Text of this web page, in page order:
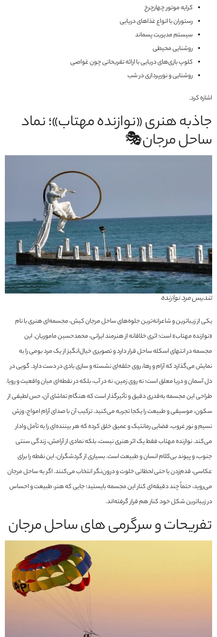
کرایه موتور چهارچرخ
رستوران با انواع غذاهای دریایی
سیستم مدیریت پسماند
روشنایی محیطی
کلوپ بازی‌های دریایی با ارائه تفریحاتی چون غواصی
روشنایی و نورپردازی در شب
اشاره کرد.
جاذبه هنری «نوازنده مهتاب»؛ نماد
ساحل مرجان🎭
تندیس مرد نوازنده
یکی از زیباترین و شاعرانه‌ترین جلوه‌های ساحل مرجان کیش، مجسمه‌ای هنری با نام
«نوازنده مهتاب» است؛ اثری خلاقانه از هنرمند ایرانی، محمدحسین ماموریان. این
مجسمه در انتهای اسکله ساحل قرار دارد و تصویری خیال‌انگیز از یک مرد بومی را به
نمایش می‌گذارد که آرام و رها، روی حلقه‌ای نشسته و سازی بادی در دست دارد. گویی در
دل آسمان و دریا معلق است؛ نه روی زمین، نه در آب، بلکه در نقطه‌ای میان واقعیت و رویا.
طراحی این مجسمه به‌قدری دقیق و تأثیرگذار است که هنگام تماشای آن، حس لطیفی از
سکون، موسیقی و طبیعت را یکجا تجربه می‌کنید. ترکیب آن با صدای آرام امواج، وزش
نسیم و نور غروب، فضایی رمانتیک و عمیق خلق کرده که هر بیننده‌ای را به تأمل وادار
می‌کند. نوازنده مهتاب فقط یک اثر هنری نیست، بلکه نمادی از آرامش، زندگی سنتی
جنوب، و پیوند بی‌کلام انسان و طبیعت است. بسیاری از گردشگران، این نقطه را برای
عکاسی، قدم‌زدن یا حتی لحظاتی خلوت و درون‌نگر انتخاب می‌کنند. اگر به ساحل مرجان
می‌روید، حتماً چند دقیقه‌ای کنار این مجسمه بایستید؛ جایی که هنر، طبیعت و احساس
در زیباترین شکل خود کنار هم قرار گرفته‌اند.
تفریحات و سرگرمی های ساحل مرجان